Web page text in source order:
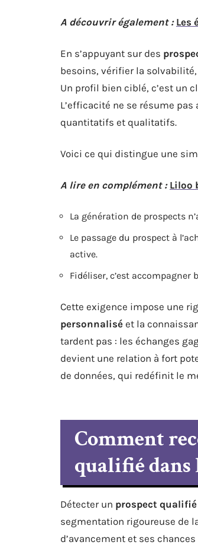
A découvrir également : Les
En s’appuyant sur des
besoins, vérifier la
Un profil bien ciblé, c’est un
L’efficacité ne se résume
quantitatifs et qualitatifs.
Voici ce qui distingue une
A lire en complément : Liloo
La génération de prospects
Le passage du prospect à
active.
Fidéliser, c’est
Cette exigence impose une
personnalisé et la
tardent pas : les échanges
devient une relation à fort
de données, qui redéfinit le
Comment
qualifié dans
Détecter un prospect qualifié
segmentation rigoureuse de
d’avancement et ses